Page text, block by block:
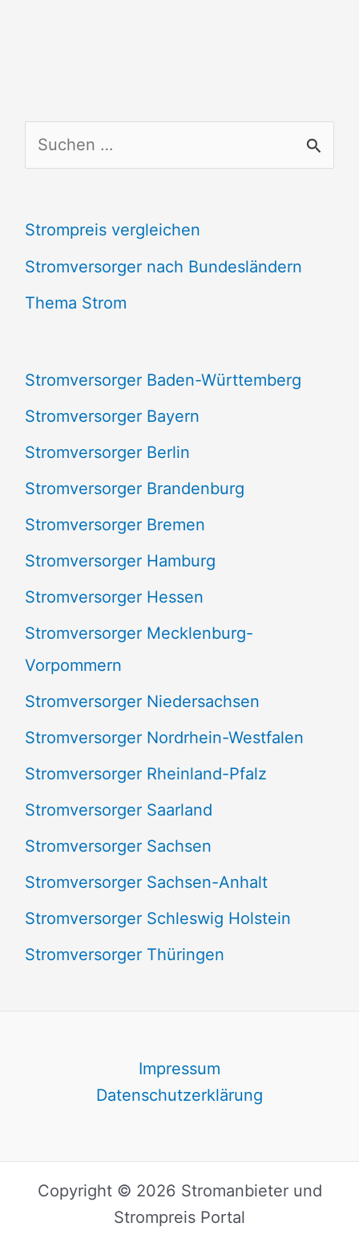
u
h
e
n
h
:
Strompreis vergleichen
Stromversorger nach Bundesländern
Thema Strom
Stromversorger Baden-Württemberg
Stromversorger Bayern
Stromversorger Berlin
Stromversorger Brandenburg
Stromversorger Bremen
Stromversorger Hamburg
Stromversorger Hessen
Stromversorger Mecklenburg-
Vorpommern
Stromversorger Niedersachsen
Stromversorger Nordrhein-Westfalen
Stromversorger Rheinland-Pfalz
Stromversorger Saarland
Stromversorger Sachsen
Stromversorger Sachsen-Anhalt
Stromversorger Schleswig Holstein
Stromversorger Thüringen
Impressum
Datenschutzerklärung
Copyright © 2026 Stromanbieter und
Strompreis Portal